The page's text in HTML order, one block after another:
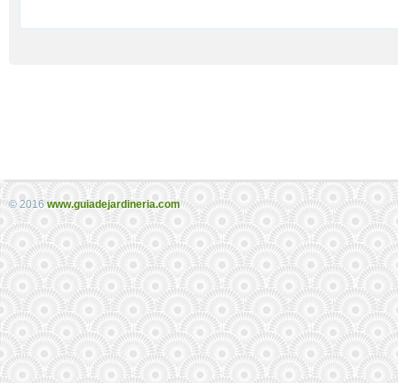
© 2016www.guiadejardineria.com